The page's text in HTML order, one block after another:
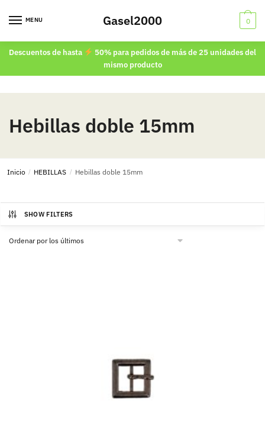
MENU Gasel2000 0
Descuentos de hasta
50% para pedidos de más de 25 unidades del
mismo producto
Hebillas doble 15mm
Inicio / HEBILLAS / Hebillas doble 15mm
SHOW FILTERS